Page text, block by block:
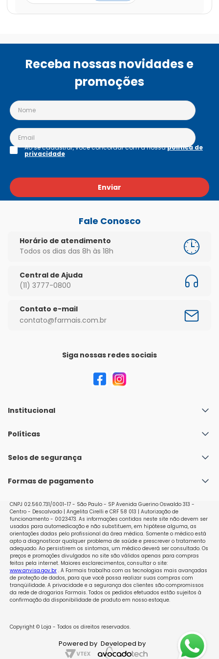
Receba nossas novidades e
promoções
Enviar
Ao se cadastrar, você concordar com a nossapolítica de
privacidade
Fale Conosco
Horário de atendimento
Todos os dias das 8h às 18h
Central de Ajuda
(11) 3777-0800
Contato e-mail
contato@farmais.com.br
Siga nossas redes sociais
Institucional
Quem Somos
Nossas lojas
Políticas
Política de Envio
Políticas de Trocas e Devoluções
Selos de segurança
Formas de pagamento
CNPJ 02.560.731/0001-17 - São Paulo - SP Avenida Guerino Oswaldo 313 -
Centro - Descalvado | Angelita Cirelli e CRF 58 013 | Autorização de
funcionamento - 0023473. As informações contidas neste site não devem ser
usadas para automedicação e não substituem, em hipótese alguma, as
orientações dadas pelo profissional da área médica. Somente o médico está
apto a diagnosticar qualquer problema de saúde e prescrever o tratamento
adequado. Ao persistirem os sintomas, um médico deverá ser consultado. Os
preços e promoções divulgados no site são válidos apenas para compras
feitas pela internet. Maiores esclarecimentos, consultar o site:
www.anvisa.gov.br. A Farmais trabalha com as tecnologias mais avançadas
de proteção de dados, para que você possa realizar suas compras com
tranqüilidade. A privacidade e a segurança dos clientes são compromissos
da rede de drogarias Farmais. Todos os pedidos efetuados estão sujeitos à
confirmação da disponibilidade de produto em nosso estoque.
Copyright © Loja - Todos os direitos reservados.
Powered by Developed by